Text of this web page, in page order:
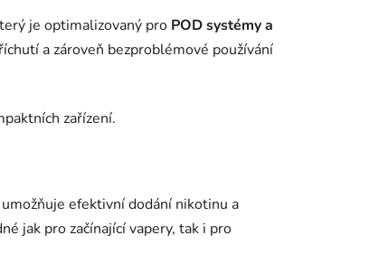
je optimalizovaný pro POD systémy a
a zároveň bezproblémové používání
zařízení.
efektivní dodání nikotinu a
jak pro začínající vapery, tak i pro